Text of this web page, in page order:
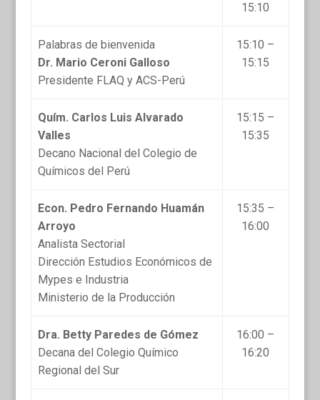
15:10
Palabras de bienvenida
Dr. Mario Ceroni Galloso
Presidente FLAQ y ACS-Perú
15:10 –
15:15
Quím. Carlos Luis Alvarado
Valles
Decano Nacional del Colegio de
Químicos del Perú
15:15 –
15:35
Econ. Pedro Fernando Huamán
Arroyo
Analista Sectorial
Dirección Estudios Económicos de
Mypes e Industria
Ministerio de la Producción
15:35 –
16:00
Dra. Betty Paredes de Gómez
Decana del Colegio Químico
Regional del Sur
16:00 –
16:20